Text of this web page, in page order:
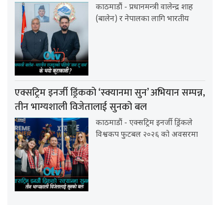
काठमाडौं - प्रधानमन्त्री वालेन्द्र शाह
(बालेन) र नेपालका लागि भारतीय
एक्सट्रिम इनर्जी ड्रिंकको ‘स्क्यानमा सुन’ अभियान सम्पन्न,
तीन भाग्यशाली विजेतालाई सुनको बल
काठमाडौं - एक्सट्रिम इनर्जी ड्रिंकले
विश्वकप फुटबल २०२६ को अवसरमा